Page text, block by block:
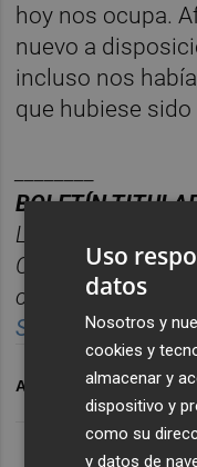
hoy nos ocupa.
nuevo a
incluso nos
que hubiese sido
BOLETÍN
Las noticias m
Castellón,
correo para
Suscr
bete gratis
ARCHIVADO EN
Uso
datos
Nosotros y
cookies y
almacenar y
dispositivo y
como su
y datos de